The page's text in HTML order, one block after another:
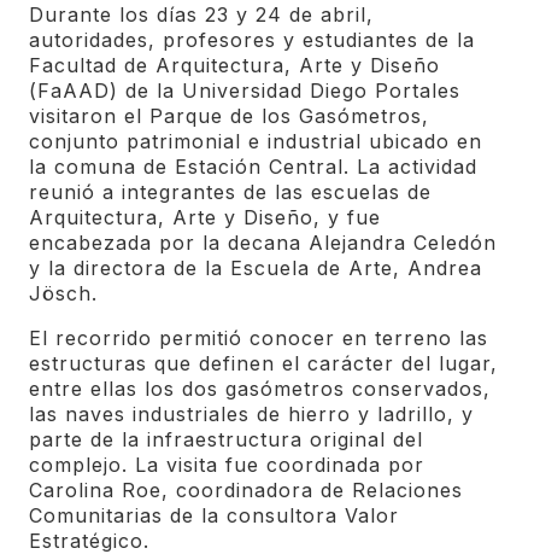
Durante los días 23 y 24 de abril,
autoridades, profesores y estudiantes de la
Facultad de Arquitectura, Arte y Diseño
(FaAAD) de la Universidad Diego Portales
visitaron el Parque de los Gasómetros,
conjunto patrimonial e industrial ubicado en
la comuna de Estación Central. La actividad
reunió a integrantes de las escuelas de
Arquitectura, Arte y Diseño, y fue
encabezada por la decana Alejandra Celedón
y la directora de la Escuela de Arte, Andrea
Jösch.
El recorrido permitió conocer en terreno las
estructuras que definen el carácter del lugar,
entre ellas los dos gasómetros conservados,
las naves industriales de hierro y ladrillo, y
parte de la infraestructura original del
complejo. La visita fue coordinada por
Carolina Roe, coordinadora de Relaciones
Comunitarias de la consultora Valor
Estratégico.